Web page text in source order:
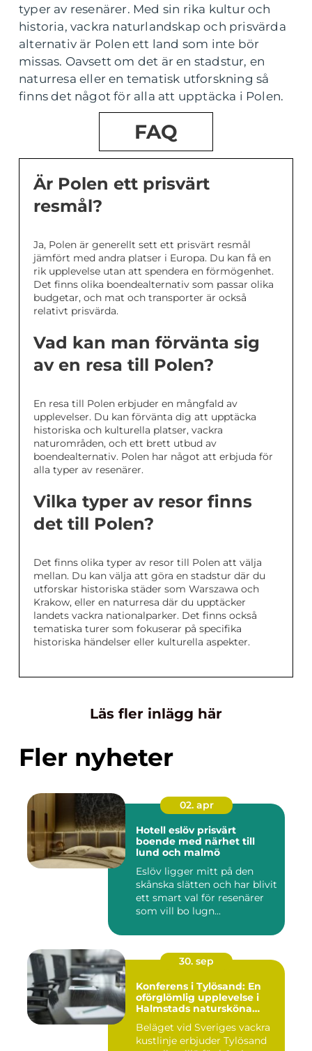
typer av resenärer. Med sin rika kultur och
historia, vackra naturlandskap och prisvärda
alternativ är Polen ett land som inte bör
missas. Oavsett om det är en stadstur, en
naturresa eller en tematisk utforskning så
finns det något för alla att upptäcka i Polen.
FAQ
Är Polen ett prisvärt
resmål?
Ja, Polen är generellt sett ett prisvärt resmål
jämfört med andra platser i Europa. Du kan få en
rik upplevelse utan att spendera en förmögenhet.
Det finns olika boendealternativ som passar olika
budgetar, och mat och transporter är också
relativt prisvärda.
Vad kan man förvänta sig
av en resa till Polen?
En resa till Polen erbjuder en mångfald av
upplevelser. Du kan förvänta dig att upptäcka
historiska och kulturella platser, vackra
naturområden, och ett brett utbud av
boendealternativ. Polen har något att erbjuda för
alla typer av resenärer.
Vilka typer av resor finns
det till Polen?
Det finns olika typer av resor till Polen att välja
mellan. Du kan välja att göra en stadstur där du
utforskar historiska städer som Warszawa och
Krakow, eller en naturresa där du upptäcker
landets vackra nationalparker. Det finns också
tematiska turer som fokuserar på specifika
historiska händelser eller kulturella aspekter.
Läs fler inlägg här
Fler nyheter
02. apr
Hotell eslöv prisvärt
boende med närhet till
lund och malmö
Eslöv ligger mitt på den
skånska slätten och har blivit
ett smart val för resenärer
som vill bo lugn...
30. sep
Konferens i Tylösand: En
oförglömlig upplevelse i
Halmstads natursköna
Beläget vid Sveriges vackra
kustlinje erbjuder Tylösand